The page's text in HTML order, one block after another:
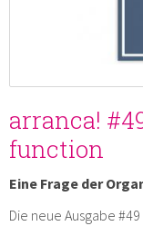
arranca!
function
Eine Frage der
Die neue Ausgabe